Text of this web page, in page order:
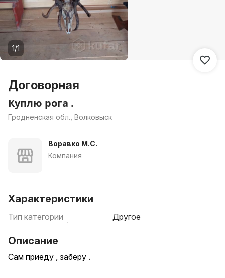
1/1
Договорная
Куплю рога .
Гродненская обл., Волковыск
Воравко М.С.
Компания
Характеристики
Тип категории Другое
Описание
Сам приеду , заберу .